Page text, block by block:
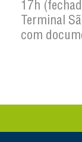
17h
Terminal
com